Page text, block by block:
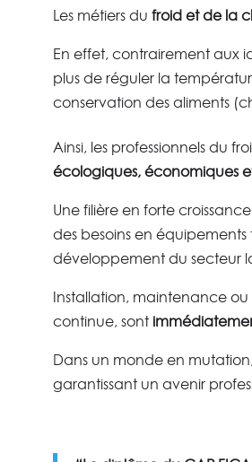
Les métiers du froid et de la
En effet, contrairement aux
plus de réguler la
conservation des aliments
Ainsi, les professionnels du
écologiques, économiques
Une filière en forte
des besoins en
développement du secteur
Installation, maintenance ou
continue, sont
Dans un monde en
garantissant un avenir